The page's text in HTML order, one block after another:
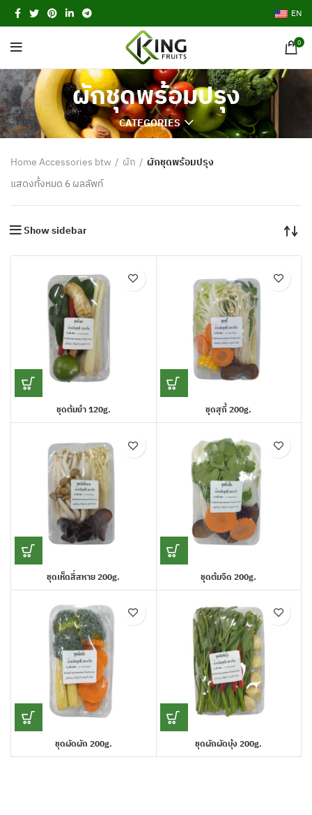
EN
0
ผักชุดพร้อมปรุง
CATEGORIES
Home Accessories btw ผัก
ผักชุดพร้อมปรุง
แสดงทั้งหมด 6 ผลลัพท์
Show sidebar
ชุดต้มยำ 120g. ชุุดสุกี้ 200g.
ชุดเห็ดสี่สหาย 200g. ชุุดต้มจืด 200g.
ชุดผัดผัก 200g. ชุดผักผัดบุ้ง 200g.